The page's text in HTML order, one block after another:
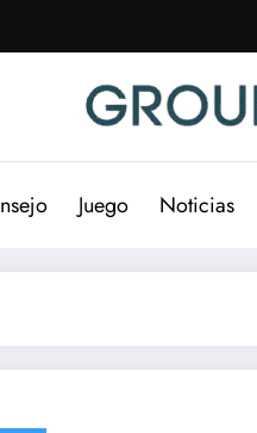
Juego Noticias